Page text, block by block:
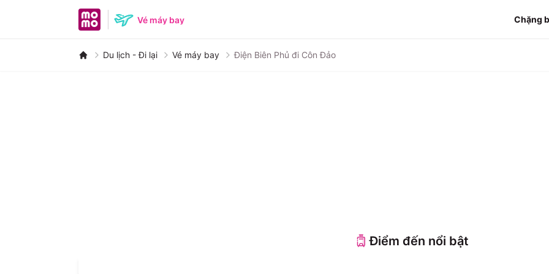
MoMo home pageVé máy bay Chặng
Du lịch - Đi lại Vé máy bay Điện Biên Phủ đi Côn Đảo
Điểm đến nổi bật
Đà Lạt
Hồ Chí Minh